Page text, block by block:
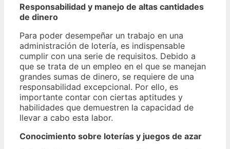
Responsabilidad y manejo de altas cantidades
de dinero
Para poder desempeñar un trabajo en una
administración de lotería, es indispensable
cumplir con una serie de requisitos. Debido a
que se trata de un empleo en el que se manejan
grandes sumas de dinero, se requiere de una
responsabilidad excepcional. Por ello, es
importante contar con ciertas aptitudes y
habilidades que demuestren la capacidad de
llevar a cabo esta labor.
Conocimiento sobre loterías y juegos de azar